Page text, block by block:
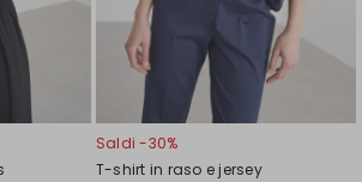
Saldi -30%
T-shirt in raso e jersey